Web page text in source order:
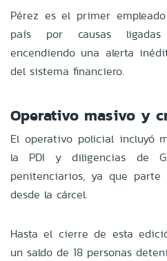
Pérez es el primer
país por causas
encendiendo una alerta
del sistema financiero.
Operativo masivo y
El operativo policial incluyó
la PDI y diligencias de
penitenciarios, ya que
desde la cárcel.
Hasta el cierre de esta
un saldo de 18 personas